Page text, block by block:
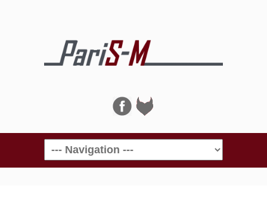
Navigation